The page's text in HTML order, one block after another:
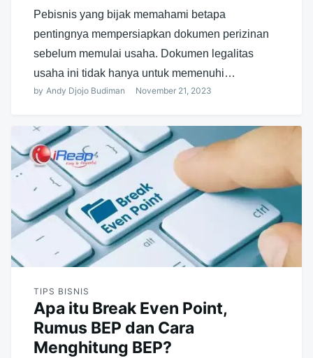
Pebisnis yang bijak memahami betapa
pentingnya mempersiapkan dokumen perizinan
sebelum memulai usaha. Dokumen legalitas
usaha ini tidak hanya untuk memenuhi…
by Andy Djojo Budiman November 21, 2023
TIPS BISNIS
Apa itu Break Even Point,
Rumus BEP dan Cara
Menghitung BEP?